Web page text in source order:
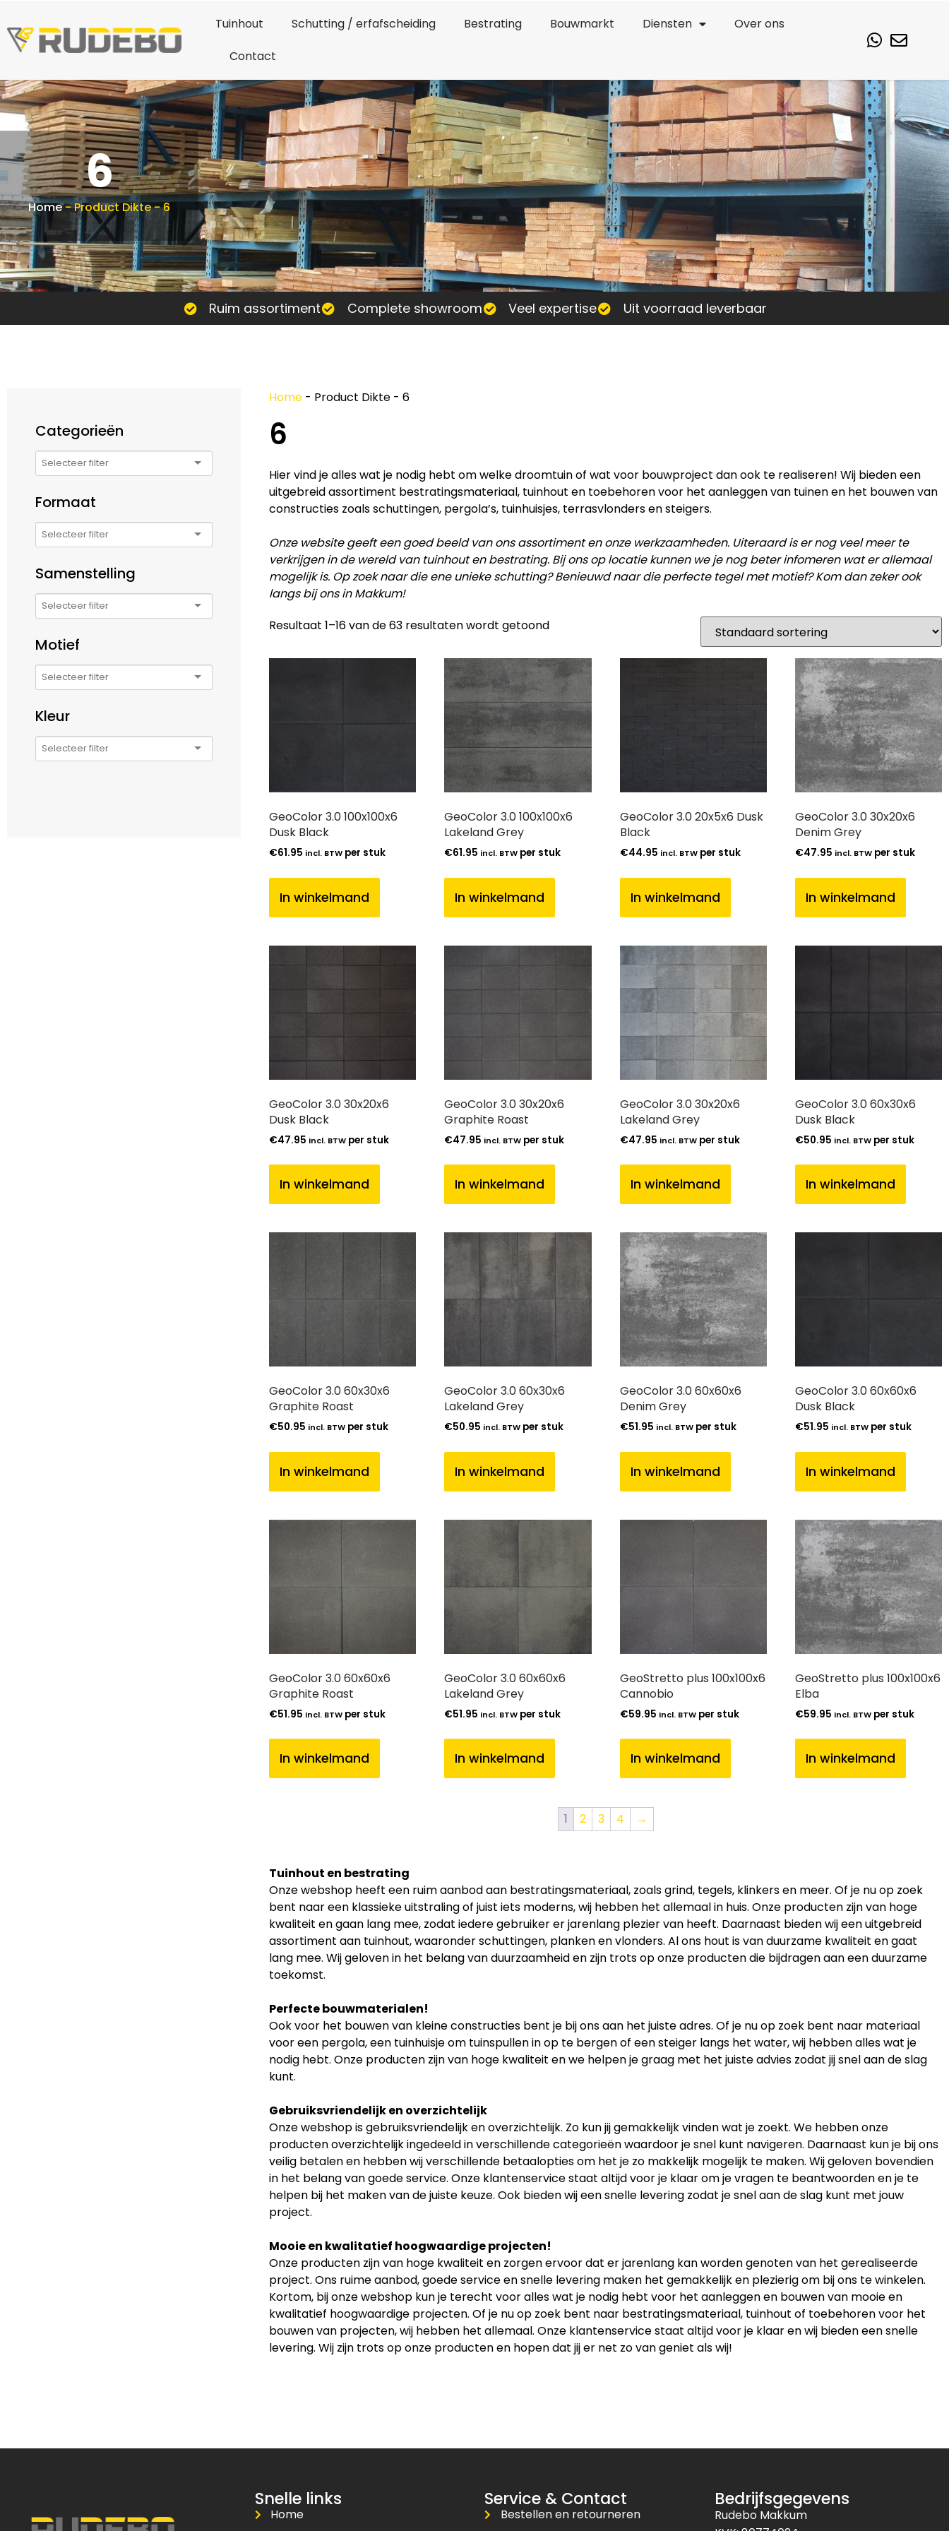
Tuinhout Schutting / erfafscheiding Bestrating Bouwmarkt Diensten
Over ons
Contact
6
Home-Product Dikte-6
Ruim assortiment Complete showroom Veel expertise Uit voorraad leverbaar
Categorieën
Formaat
Samenstelling
Motief
Kleur
Home - Product Dikte - 6
6
Hier vind je alles wat je nodig hebt om welke droomtuin of wat voor bouwproject dan ook te realiseren! Wij bieden een
uitgebreid assortiment bestratingsmateriaal, tuinhout en toebehoren voor het aanleggen van tuinen en het bouwen van
constructies zoals schuttingen, pergola’s, tuinhuisjes, terrasvlonders en steigers.
Onze website geeft een goed beeld van ons assortiment en onze werkzaamheden. Uiteraard is er nog veel meer te
verkrijgen in de wereld van tuinhout en bestrating. Bij ons op locatie kunnen we je nog beter infomeren wat er allemaal
mogelijk is. Op zoek naar die ene unieke schutting? Benieuwd naar die perfecte tegel met motief? Kom dan zeker ook
langs bij ons in Makkum!
Resultaat 1–16 van de 63 resultaten wordt getoond
GeoColor 3.0 100x100x6
Dusk Black
€61.95 incl. BTW per stuk
In winkelmand
GeoColor 3.0 100x100x6
Lakeland Grey
€61.95 incl. BTW per stuk
In winkelmand
GeoColor 3.0 20x5x6 Dusk
Black
€44.95 incl. BTW per stuk
In winkelmand
GeoColor 3.0 30x20x6
Denim Grey
€47.95 incl. BTW per stuk
In winkelmand
GeoColor 3.0 30x20x6
Dusk Black
€47.95 incl. BTW per stuk
In winkelmand
GeoColor 3.0 30x20x6
Graphite Roast
€47.95 incl. BTW per stuk
In winkelmand
GeoColor 3.0 30x20x6
Lakeland Grey
€47.95 incl. BTW per stuk
In winkelmand
GeoColor 3.0 60x30x6
Dusk Black
€50.95 incl. BTW per stuk
In winkelmand
GeoColor 3.0 60x30x6
Graphite Roast
€50.95 incl. BTW per stuk
In winkelmand
GeoColor 3.0 60x30x6
Lakeland Grey
€50.95 incl. BTW per stuk
In winkelmand
GeoColor 3.0 60x60x6
Denim Grey
€51.95 incl. BTW per stuk
In winkelmand
GeoColor 3.0 60x60x6
Dusk Black
€51.95 incl. BTW per stuk
In winkelmand
GeoColor 3.0 60x60x6
Graphite Roast
€51.95 incl. BTW per stuk
In winkelmand
GeoColor 3.0 60x60x6
Lakeland Grey
€51.95 incl. BTW per stuk
In winkelmand
GeoStretto plus 100x100x6
Cannobio
€59.95 incl. BTW per stuk
In winkelmand
GeoStretto plus 100x100x6
Elba
€59.95 incl. BTW per stuk
In winkelmand
1 2 3 4 →
Tuinhout en bestrating
Onze webshop heeft een ruim aanbod aan bestratingsmateriaal, zoals grind, tegels, klinkers en meer. Of je nu op zoek
bent naar een klassieke uitstraling of juist iets moderns, wij hebben het allemaal in huis. Onze producten zijn van hoge
kwaliteit en gaan lang mee, zodat iedere gebruiker er jarenlang plezier van heeft. Daarnaast bieden wij een uitgebreid
assortiment aan tuinhout, waaronder schuttingen, planken en vlonders. Al ons hout is van duurzame kwaliteit en gaat
lang mee. Wij geloven in het belang van duurzaamheid en zijn trots op onze producten die bijdragen aan een duurzame
toekomst.
Perfecte bouwmaterialen!
Ook voor het bouwen van kleine constructies bent je bij ons aan het juiste adres. Of je nu op zoek bent naar materiaal
voor een pergola, een tuinhuisje om tuinspullen in op te bergen of een steiger langs het water, wij hebben alles wat je
nodig hebt. Onze producten zijn van hoge kwaliteit en we helpen je graag met het juiste advies zodat jij snel aan de slag
kunt.
Gebruiksvriendelijk en overzichtelijk
Onze webshop is gebruiksvriendelijk en overzichtelijk. Zo kun jij gemakkelijk vinden wat je zoekt. We hebben onze
producten overzichtelijk ingedeeld in verschillende categorieën waardoor je snel kunt navigeren. Daarnaast kun je bij ons
veilig betalen en hebben wij verschillende betaalopties om het je zo makkelijk mogelijk te maken. Wij geloven bovendien
in het belang van goede service. Onze klantenservice staat altijd voor je klaar om je vragen te beantwoorden en je te
helpen bij het maken van de juiste keuze. Ook bieden wij een snelle levering zodat je snel aan de slag kunt met jouw
project.
Mooie en kwalitatief hoogwaardige projecten!
Onze producten zijn van hoge kwaliteit en zorgen ervoor dat er jarenlang kan worden genoten van het gerealiseerde
project. Ons ruime aanbod, goede service en snelle levering maken het gemakkelijk en plezierig om bij ons te winkelen.
Kortom, bij onze webshop kun je terecht voor alles wat je nodig hebt voor het aanleggen en bouwen van mooie en
kwalitatief hoogwaardige projecten. Of je nu op zoek bent naar bestratingsmateriaal, tuinhout of toebehoren voor het
bouwen van projecten, wij hebben het allemaal. Onze klantenservice staat altijd voor je klaar en wij bieden een snelle
levering. Wij zijn trots op onze producten en hopen dat jij er net zo van geniet als wij!
Snelle links
Home
Service & Contact
Bestellen en retourneren
Bedrijfsgegevens
Rudebo Makkum